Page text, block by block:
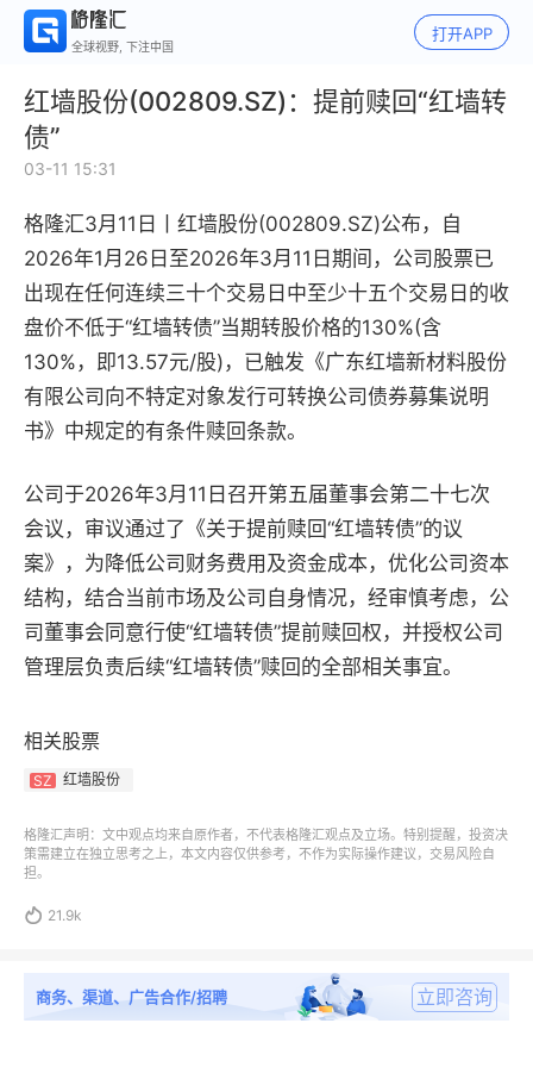
全球视野, 下注中国
打开APP
红墙股份(002809.SZ)：提前赎回“红墙转
债”
03-11 15:31
格隆汇3月11日丨 红墙股份(002809.SZ)公布，自
2026年1月26日至2026年3月11日期间，公司股票已
出现在任何连续三十个交易日中至少十五个交易日的收
盘价不低于“红墙转债”当期转股价格的130%(含
130%，即13.57元/股)，已触发《广东红墙新材料股份
有限公司向不特定对象发行可转换公司债券募集说明
书》中规定的有条件赎回条款。
公司于2026年3月11日召开第五届董事会第二十七次
会议，审议通过了《关于提前赎回“红墙转债”的议
案》，为降低公司财务费用及资金成本，优化公司资本
结构，结合当前市场及公司自身情况，经审慎考虑，公
司董事会同意行使“红墙转债”提前赎回权，并授权公司
管理层负责后续“红墙转债”赎回的全部相关事宜。
相关股票
SZ 红墙股份
格隆汇声明：文中观点均来自原作者，不代表格隆汇观点及立场。特别提醒，投资决
策需建立在独立思考之上，本文内容仅供参考，不作为实际操作建议，交易风险自
担。
 21.9k
商务、渠道、广告合作/招聘 立即咨询